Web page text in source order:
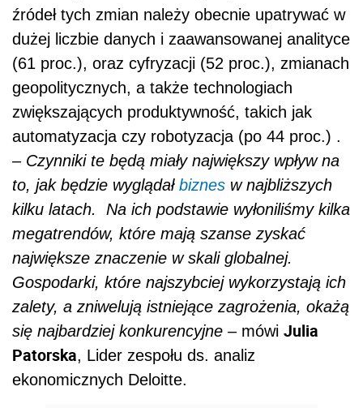
źródeł tych zmian należy obecnie upatrywać w
dużej liczbie danych i zaawansowanej analityce
(61 proc.), oraz cyfryzacji (52 proc.), zmianach
geopolitycznych, a także technologiach
zwiększających produktywność, takich jak
automatyzacja czy robotyzacja (po 44 proc.) .
– Czynniki te będą miały największy wpływ na
to, jak będzie wyglądał biznes w najbliższych
kilku latach. Na ich podstawie wyłoniliśmy kilka
megatrendów, które mają szanse zyskać
największe znaczenie w skali globalnej.
Gospodarki, które najszybciej wykorzystają ich
zalety, a zniwelują istniejące zagrożenia, okażą
się najbardziej konkurencyjne – mówi Julia
Patorska, Lider zespołu ds. analiz
ekonomicznych Deloitte.